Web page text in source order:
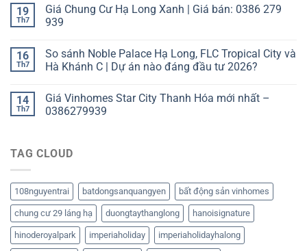
19
Th7
Giá Chung Cư Hạ Long Xanh | Giá bán: 0386 279
939
16
Th7
So sánh Noble Palace Hạ Long, FLC Tropical City và
Hà Khánh C | Dự án nào đáng đầu tư 2026?
14
Th7
Giá Vinhomes Star City Thanh Hóa mới nhất –
0386279939
TAG CLOUD
108nguyentrai batdongsanquangyen bất động sản vinhomes
chung cư 29 láng hạ duongtaythanglong hanoisignature
hinoderoyalpark imperiaholiday imperiaholidayhalong